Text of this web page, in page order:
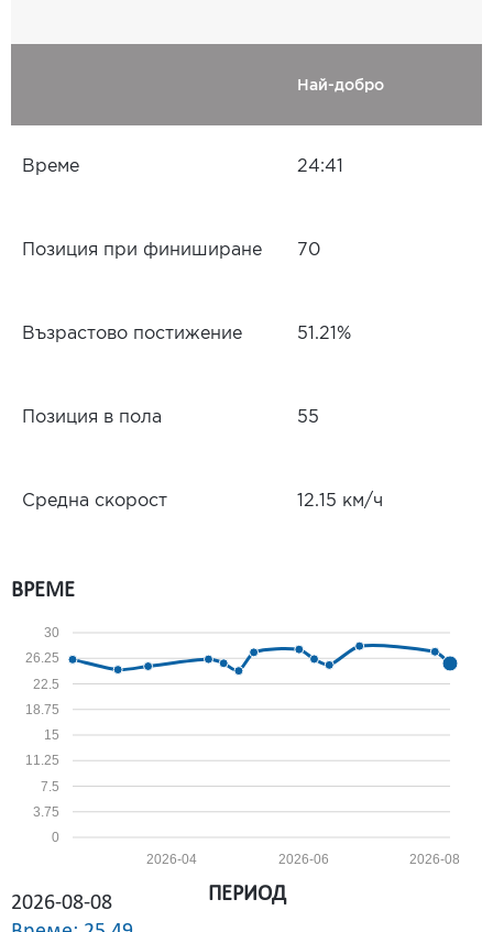
Най-добро
Време 24:41
Позиция при финиширане 70
Възрастово постижение 51.21%
Позиция в пола 55
Средна скорост 12.15 км/ч
ВРЕМЕ
0
3.75
7.5
11.25
15
18.75
22.5
26.25
30
2026-08
2026-06
2026-04
2026-08-08
ПЕРИОД